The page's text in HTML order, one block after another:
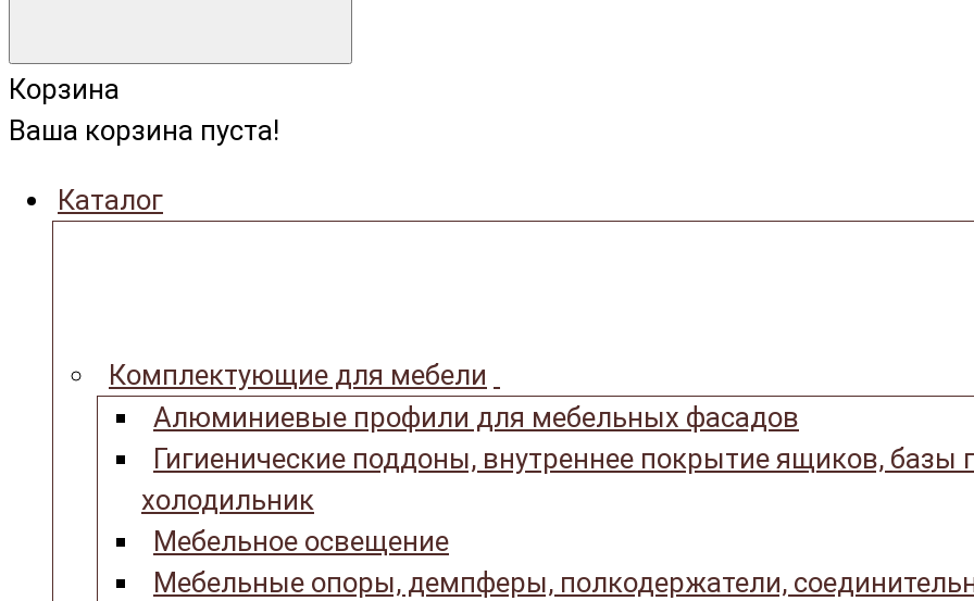
Корзина
Ваша корзина пуста!
Каталог
Комплектующие для мебели
Алюминиевые профили для мебельных фасадов
Гигиенические поддоны, внутреннее покрытие ящиков, базы
холодильник
Мебельное освещение
Мебельные опоры, демпферы, полкодержатели,